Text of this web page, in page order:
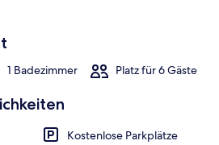
1 Badezimmer Platz für 6 Gäste
Kostenlose Parkplätze